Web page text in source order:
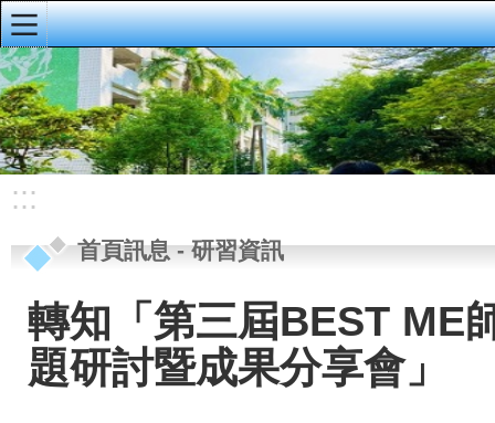
:::
明義首頁
首頁訊息
校園公佈欄
重要公告
研習資訊
校務手冊、行事
曆、導護輪值
:::
首頁訊息-研習資訊
轉知「第三屆BEST ME
題研討暨成果分享會」